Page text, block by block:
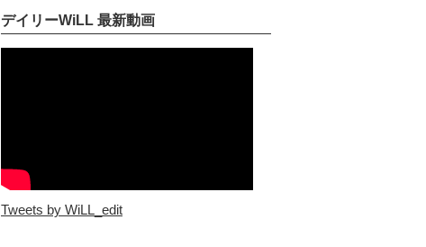
デイリーWiLL 最新動画
Tweets by WiLL_edit